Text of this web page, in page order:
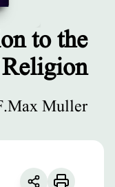
to the
Muller